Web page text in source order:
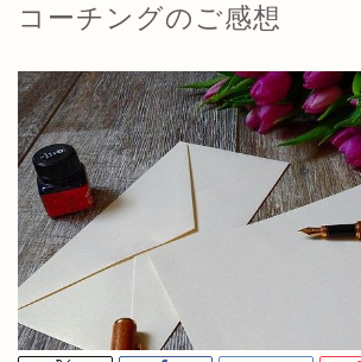
コーチングのご感想